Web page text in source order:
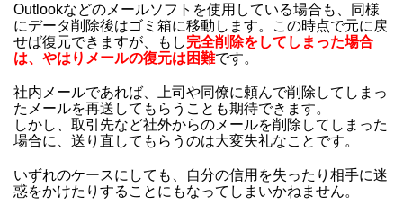
Outlookなどのメールソフトを使用している場合も、同様
にデータ削除後はゴミ箱に移動します。この時点で元に戻
せば復元できますが、もし完全削除をしてしまった場合
は、やはりメールの復元は困難です。
社内メールであれば、上司や同僚に頼んで削除してしまっ
たメールを再送してもらうことも期待できます。
しかし、取引先など社外からのメールを削除してしまった
場合に、送り直してもらうのは大変失礼なことです。
いずれのケースにしても、自分の信用を失ったり相手に迷
惑をかけたりすることにもなってしまいかねません。